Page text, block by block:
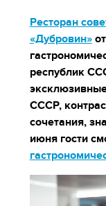
Ресторан
«Дубровин»
республик
СССР,
сочетания,
июня гости